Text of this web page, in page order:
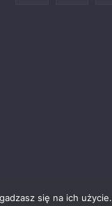
się na ich użycie.